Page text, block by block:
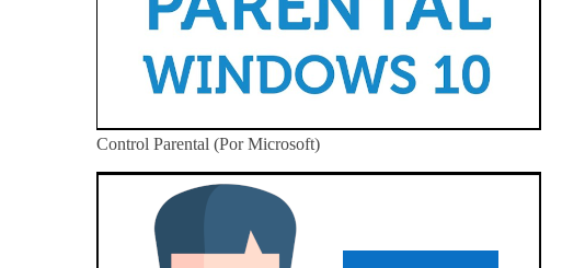
Control Parental (Por Microsoft)